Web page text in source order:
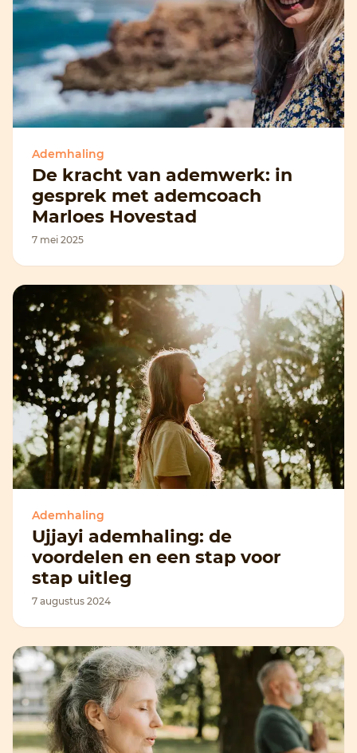
Ademhaling
De kracht van ademwerk: in
gesprek met ademcoach
Marloes Hovestad
7 mei 2025
Ademhaling
Ujjayi ademhaling: de
voordelen en een stap voor
stap uitleg
7 augustus 2024